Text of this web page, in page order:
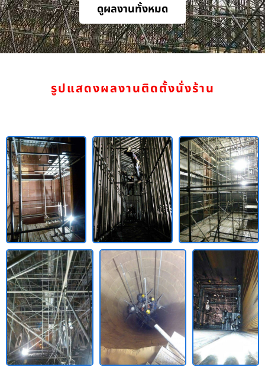
ดูผลงานทั้งหมด
รูปแสดงผลงานติดตั้งนั่งร้าน